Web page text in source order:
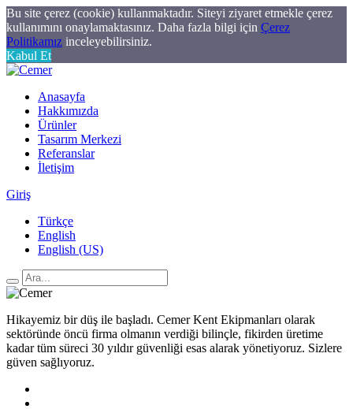
Bu site çerez (cookie) kullanmaktadır. Siteyi ziyaret etmekle çerez
kullanımını onaylamaktasınız. Daha fazla bilgi için Çerez
Politikamız inceleyebilirsiniz.
Kabul Et
Anasayfa
Hakkımızda
Ürünler
Tasarım Merkezi
Referanslar
İletişim
Giriş
Türkçe
English
English (US)
Hikayemiz bir düş ile başladı. Cemer Kent Ekipmanları olarak
sektöründe öncü firma olmanın verdiği bilinçle, fikirden üretime
kadar tüm süreci 30 yıldır güvenliği esas alarak yönetiyoruz. Sizlere
güven sağlıyoruz.